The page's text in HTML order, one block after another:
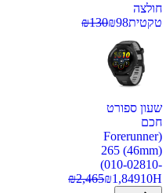
חולצה
טקטית
₪98
₪130
שעון ספורט
חכם
(Forerunner
265 (46mm)
(010-02810-
10H
₪1,849
₪2,465